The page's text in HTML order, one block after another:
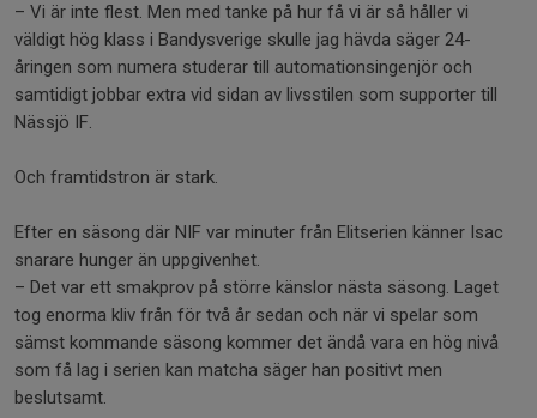
– Vi är inte flest. Men med tanke på hur få vi är så håller vi
väldigt hög klass i Bandysverige skulle jag hävda säger 24-
åringen som numera studerar till automationsingenjör och
samtidigt jobbar extra vid sidan av livsstilen som supporter till
Nässjö IF.
Och framtidstron är stark.
Efter en säsong där NIF var minuter från Elitserien känner Isac
snarare hunger än uppgivenhet.
– Det var ett smakprov på större känslor nästa säsong. Laget
tog enorma kliv från för två år sedan och när vi spelar som
sämst kommande säsong kommer det ändå vara en hög nivå
som få lag i serien kan matcha säger han positivt men
beslutsamt.